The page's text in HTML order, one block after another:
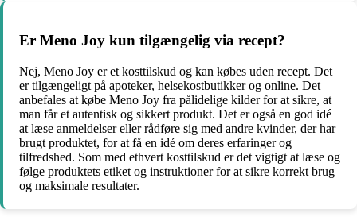
Er Meno Joy kun tilgængelig via recept?
Nej, Meno Joy er et kosttilskud og kan købes uden recept. Det
er tilgængeligt på apoteker, helsekostbutikker og online. Det
anbefales at købe Meno Joy fra pålidelige kilder for at sikre, at
man får et autentisk og sikkert produkt. Det er også en god idé
at læse anmeldelser eller rådføre sig med andre kvinder, der har
brugt produktet, for at få en idé om deres erfaringer og
tilfredshed. Som med ethvert kosttilskud er det vigtigt at læse og
følge produktets etiket og instruktioner for at sikre korrekt brug
og maksimale resultater.